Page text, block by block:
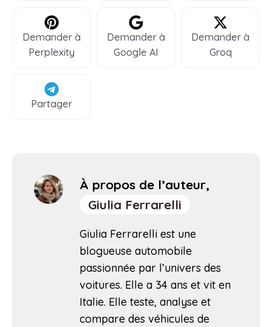
Demander à
Perplexity
Demander à
Google AI
Demander à
Groq
Partager
À propos de l’auteur,
Giulia Ferrarelli
Giulia Ferrarelli est une
blogueuse automobile
passionnée par l’univers des
voitures. Elle a 34 ans et vit en
Italie. Elle teste, analyse et
compare des véhicules de